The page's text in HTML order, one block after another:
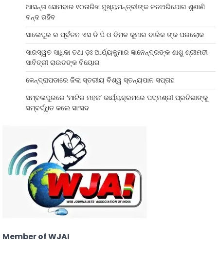
ଆସନ୍ତା ସୋମବାର ୧୦ତାରିଖ ମୁଖ୍ୟମନ୍ତ୍ରୀଙ୍କ ଜନଅଭିଯୋଗ ଶୁଣାଣି
ବନ୍ଦ ରହିବ
ସାଲେପୁର ର ପୂର୍ବତନ ଏସ ଡି ପି ଓ ବିମଳ କୁମାର ବାରିକ ଙ୍କ ପରଲୋକ
ସାରସ୍ୱତ ସାଧିକା ତଥା ଡ଼ଃ ଆର୍ଯ୍ୟକୁମାର ଜ୍ଞାନେନ୍ଦ୍ରଙ୍କ ଶାଶୁ ଶ୍ରୀମତୀ
ସାବିତ୍ରୀ ରାଉତଙ୍କ ବିୟୋଗ
କେନ୍ଦ୍ରାପଡାରେ ଜିଲା ସ୍ତରୀୟ ବିଶ୍ୱ ସ୍ତନ୍ୟପାନ ସପ୍ତାହ
ସମ୍ବଲପୁରରେ ‘ମାଟିର ମହକ’ କାର୍ଯ୍ୟକ୍ରମରେ ପଦ୍ମଶ୍ରୀ ପ୍ରତିଭାଙ୍କୁ
ସମ୍ବର୍ଦ୍ଧିତ କଲେ ସାଂସଦ
Member of WJAI